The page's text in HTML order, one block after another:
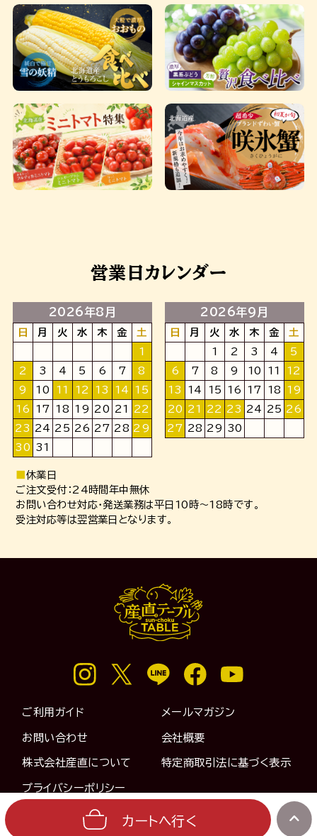
営業日カレンダー
2026年8月
日 月 火 水 木 金
土
1
2
3 4 5 6 7
8
9
10 11 12 13 14
15
16
17 18 19 20 21
22
23 24 25 26 27 28 29
30 31
2026年9月
日 月 火 水 木 金
土
1
2 3 4
5
6
7 8 9 10 11
12
13
14 15 16 17 18
19
20 21 22 23 24 25 26
27 28 29 30
■休業日
ご注文受付：24時間年中無休
お問い合わせ対応・発送業務は平日10時～18時です。
受注対応等は翌営業日となります。
ご利用ガイド メールマガジン
お問い合わせ 会社概要
株式会社産直について 特定商取引法に基づく表示
プライバシーポリシー
©2024 Sanchoku Co.,Ltd. All Rights Reserved.
カートへ行く